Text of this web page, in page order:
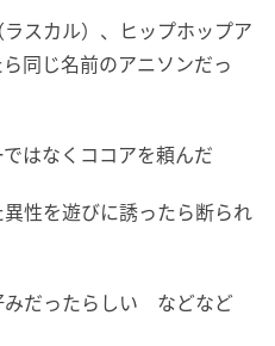
スカル）、ヒップホップア
同じ名前のアニソンだっ
はなくココアを頼んだ
性を遊びに誘ったら断られ
だったらしい などなど